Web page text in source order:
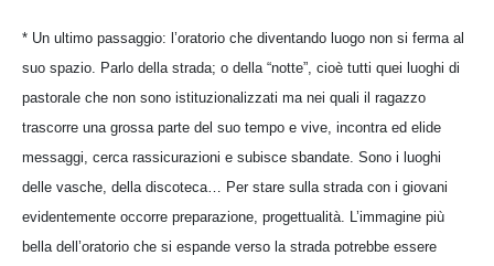
* Un ultimo passaggio: l’oratorio che diventando luogo non si ferma al
suo spazio. Parlo della strada; o della “notte”, cioè tutti quei luoghi di
pastorale che non sono istituzionalizzati ma nei quali il ragazzo
trascorre una grossa parte del suo tempo e vive, incontra ed elide
messaggi, cerca rassicurazioni e subisce sbandate. Sono i luoghi
delle vasche, della discoteca… Per stare sulla strada con i giovani
evidentemente occorre preparazione, progettualità. L’immagine più
bella dell’oratorio che si espande verso la strada potrebbe essere